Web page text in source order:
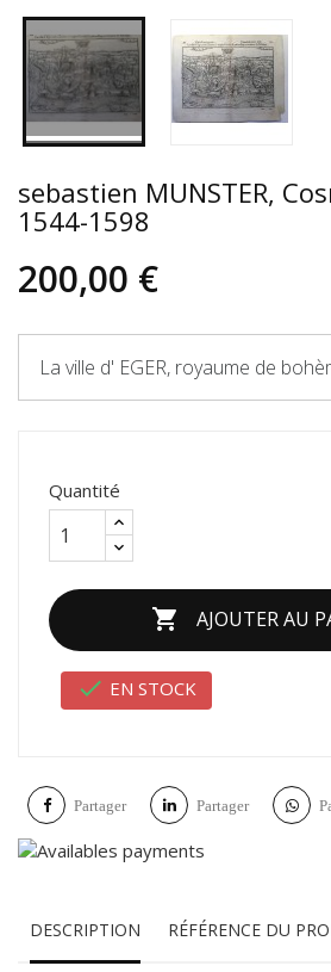
sebastien MUNSTER,
1544-1598
200,00 €
La ville d' EGER, royaume de
Quantité
 AJOUTER AU
 EN STOCK
Partager Partager
DESCRIPTION RÉFÉRENCE DU